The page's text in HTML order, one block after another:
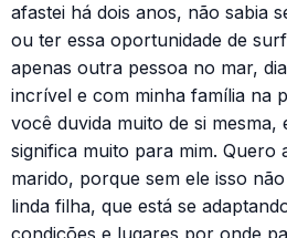
afastei há dois anos, não sabia
ou ter essa oportunidade de
apenas outra pessoa no mar,
incrível e com minha família na
você duvida muito de si mesma,
significa muito para mim. Quero
marido, porque sem ele isso
linda filha, que está se